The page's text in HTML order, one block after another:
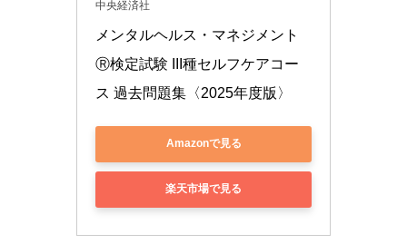
中央経済社
メンタルヘルス・マネジメント
Ⓡ検定試験 III種セルフケアコー
ス 過去問題集〈2025年度版〉
Amazonで見る
楽天市場で見る